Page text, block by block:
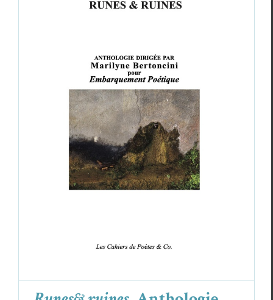
Runes& ruines, Anthologie dirigée par
Marilyne Bertoncini
Critiques Marilyne Bertoncini